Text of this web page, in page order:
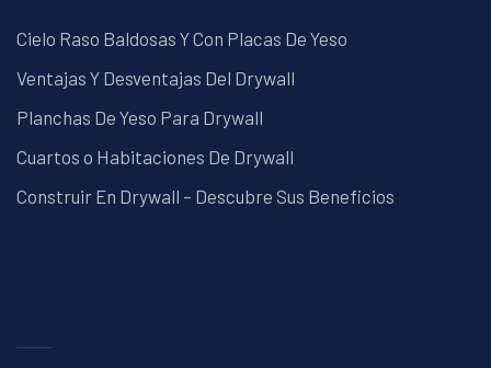
Cielo Raso Baldosas Y Con Placas De Yeso
Ventajas Y Desventajas Del Drywall
Planchas De Yeso Para Drywall
Cuartos o Habitaciones De Drywall
Construir En Drywall – Descubre Sus Beneficios